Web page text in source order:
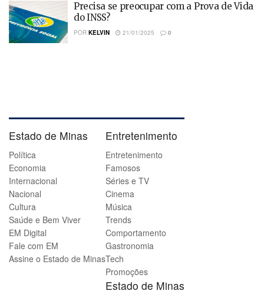
Precisa se preocupar com a Prova de Vida
do INSS?
POR KELVIN 21/01/2025 0
Estado de Minas
Política
Economia
Internacional
Nacional
Cultura
Saúde e Bem Viver
EM Digital
Fale com EM
Assine o Estado de Minas
Entretenimento
Entretenimento
Famosos
Séries e TV
Cinema
Música
Trends
Comportamento
Gastronomia
Tech
Promoções
Estado de Minas